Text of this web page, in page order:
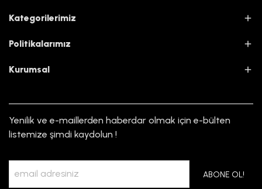
Kategorilerimiz
Politikalarımız
Kurumsal
Yenilik ve e-maillerden haberdar olmak için e-bülten
listemize şimdi kaydolun !
ABONE OL!